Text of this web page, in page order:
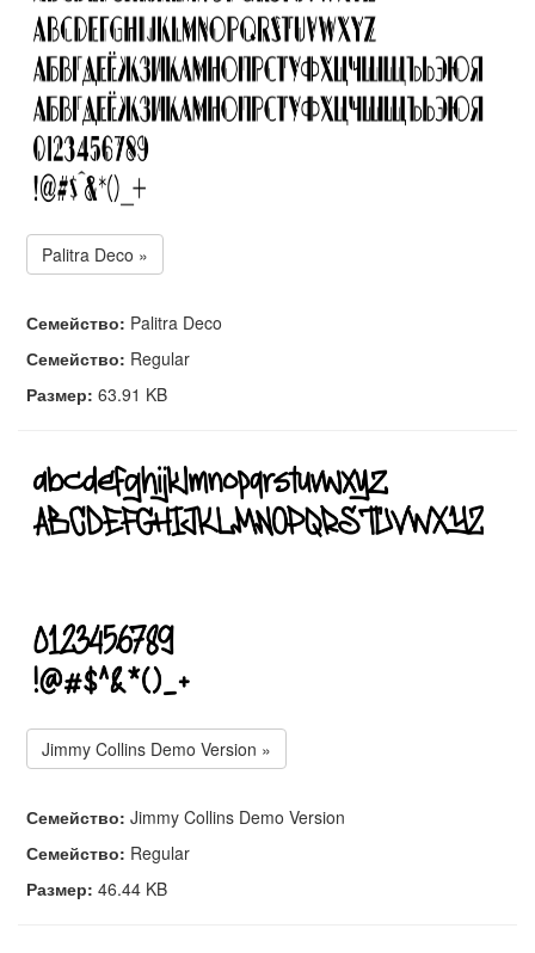
Palitra Deco »
Семейство: Palitra Deco
Семейство: Regular
Размер: 63.91 KB
Jimmy Collins Demo Version »
Семейство: Jimmy Collins Demo Version
Семейство: Regular
Размер: 46.44 KB